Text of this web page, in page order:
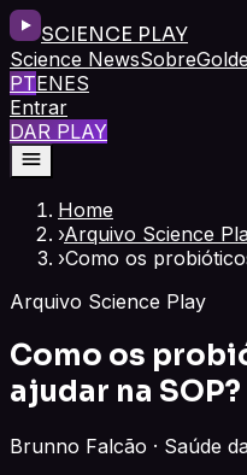
SCIENCE PLAY
Science NewsSobre
PTENES
Entrar
DAR PLAY
Home
›Arquivo Science
›Como os
Arquivo Science Play
Como os
ajudar na SOP?
Brunno Falcão · Saúde